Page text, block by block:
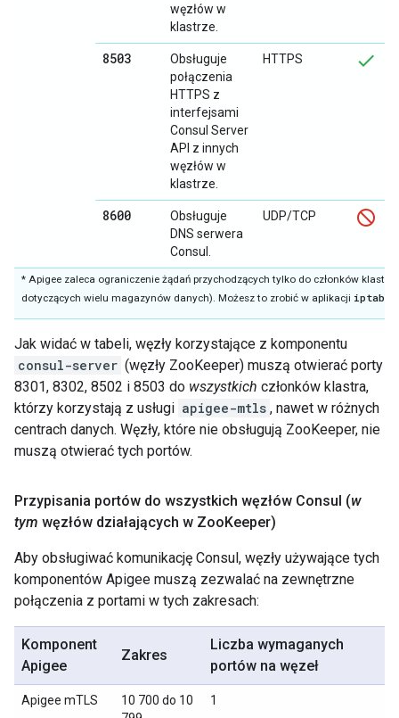
węzłów w
klastrze.
8503
Obsługuje
połączenia
HTTPS z
interfejsami
Consul Server
API z innych
węzłów w
klastrze.
HTTPS
8600
Obsługuje
DNS serwera
Consul.
UDP/TCP
* Apigee zaleca ograniczenie żądań przychodzących tylko do członków klastra
dotyczących wielu magazynów danych). Możesz to zrobić w aplikacji
Jak widać w tabeli, węzły korzystające z komponentu
consul-server (węzły ZooKeeper) muszą otwierać porty
8301, 8302, 8502 i 8503 do wszystkich członków klastra,
którzy korzystają z usługi apigee-mtls , nawet w różnych
centrach danych. Węzły, które nie obsługują ZooKeeper, nie
muszą otwierać tych portów.
Przypisania portów do wszystkich węzłów Consul (w
tym węzłów działających w ZooKeeper)
Aby obsługiwać komunikację Consul, węzły używające tych
komponentów Apigee muszą zezwalać na zewnętrzne
połączenia z portami w tych zakresach:
Komponent
Apigee
Zakres
Liczba wymaganych
portów na węzeł
Apigee mTLS
10 700 do 10
1